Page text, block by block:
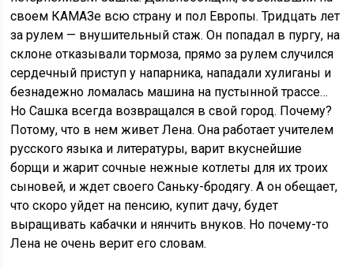
своем КАМАЗе всю страну и пол Европы. Тридцать лет
за рулем — внушительный стаж. Он попадал в пургу, на
склоне отказывали тормоза, прямо за рулем случился
сердечный приступ у напарника, нападали хулиганы и
безнадежно ломалась машина на пустынной трассе…
Но Сашка всегда возвращался в свой город. Почему?
Потому, что в нем живет Лена. Она работает учителем
русского языка и литературы, варит вкуснейшие
борщи и жарит сочные нежные котлеты для их троих
сыновей, и ждет своего Саньку-бродягу. А он обещает,
что скоро уйдет на пенсию, купит дачу, будет
выращивать кабачки и нянчить внуков. Но почему-то
Лена не очень верит его словам.